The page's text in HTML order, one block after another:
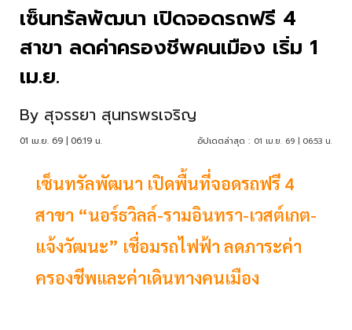
เซ็นทรัลพัฒนา เปิดจอดรถฟรี 4
สาขา ลดค่าครองชีพคนเมือง เริ่ม 1
เม.ย.
By สุจรรยา สุนทรพรเจริญ
01 เม.ย. 69 | 06:19 น. อัปเดตล่าสุด : 01 เม.ย. 69 | 06:53 น.
เซ็นทรัลพัฒนา เปิดพื้นที่จอดรถฟรี 4
สาขา “นอร์ธวิลล์-รามอินทรา-เวสต์เกต-
แจ้งวัฒนะ” เชื่อมรถไฟฟ้า ลดภาระค่า
ครองชีพและค่าเดินทางคนเมือง